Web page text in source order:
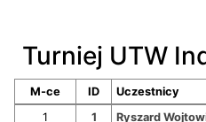
Turniej UTW
M-ce ID Uczestnicy
1
1 Ryszard